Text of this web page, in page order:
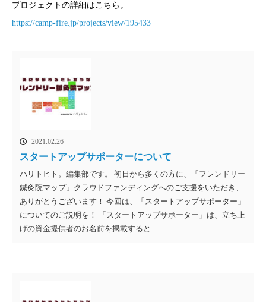
プロジェクトの詳細はこちら。
https://camp-fire.jp/projects/view/195433
2021.02.26
スタートアップサポーターについて
ハリトヒト。編集部です。 初日から多くの方に、「フレンドリー
鍼灸院マップ」クラウドファンディングへのご支援をいただき、
ありがとうございます！ 今回は、「スタートアップサポーター」
についてのご説明を！ 「スタートアップサポーター」は、立ち上
げの資金提供者のお名前を掲載すると...